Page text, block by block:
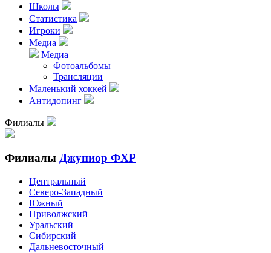
Школы
Статистика
Игроки
Медиа
Медиа
Фотоальбомы
Трансляции
Маленький хоккей
Антидопинг
Филиалы
Филиалы Джуниор ФХР
Центральный
Северо-Западный
Южный
Приволжский
Уральский
Сибирский
Дальневосточный